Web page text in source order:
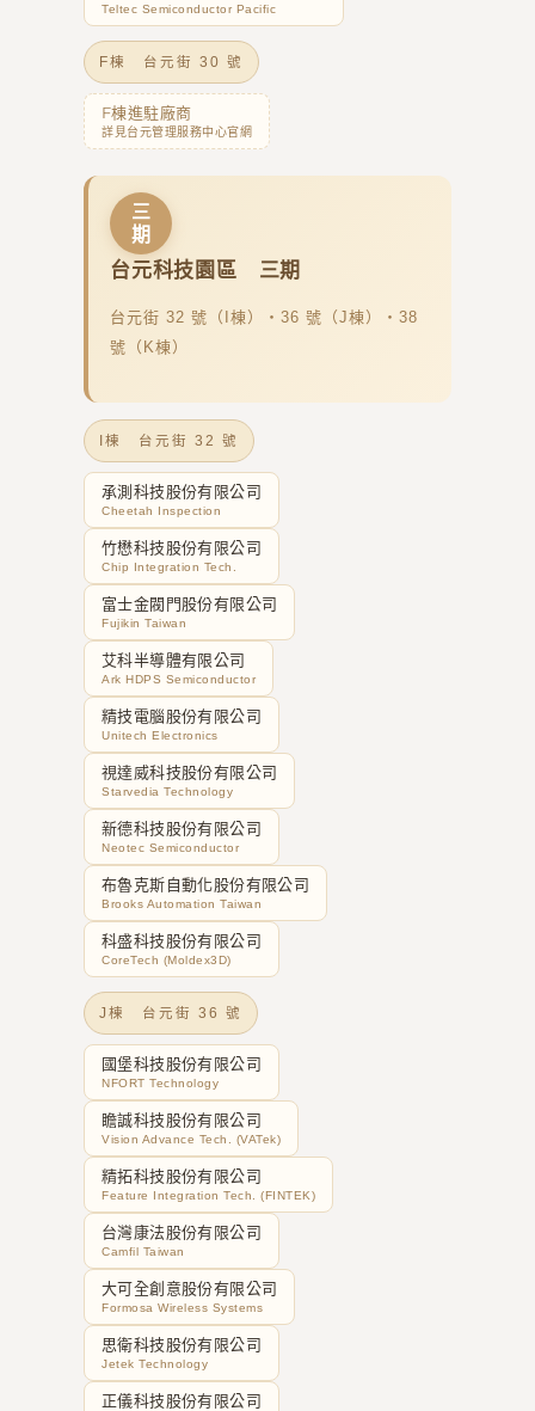
Teltec Semiconductor Pacific
F棟 台元街 30 號
F棟進駐廠商
詳見台元管理服務中心官網
三
期
台元科技園區 三期
台元街 32 號（I棟）・36 號（J棟）・38
號（K棟）
I棟 台元街 32 號
承測科技股份有限公司
Cheetah Inspection
竹懋科技股份有限公司
Chip Integration Tech.
富士金閥門股份有限公司
Fujikin Taiwan
艾科半導體有限公司
Ark HDPS Semiconductor
精技電腦股份有限公司
Unitech Electronics
視達威科技股份有限公司
Starvedia Technology
新德科技股份有限公司
Neotec Semiconductor
布魯克斯自動化股份有限公司
Brooks Automation Taiwan
科盛科技股份有限公司
CoreTech (Moldex3D)
J棟 台元街 36 號
國堡科技股份有限公司
NFORT Technology
瞻誠科技股份有限公司
Vision Advance Tech. (VATek)
精拓科技股份有限公司
Feature Integration Tech. (FINTEK)
台灣康法股份有限公司
Camfil Taiwan
大可全創意股份有限公司
Formosa Wireless Systems
思衛科技股份有限公司
Jetek Technology
正儀科技股份有限公司